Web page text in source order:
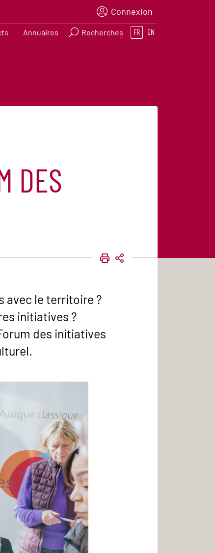
Connexion
Annuaires Recherches FR EN
DES
IMPRIMER
PARTAGER
avec le territoire ?
initiatives ?
des initiatives